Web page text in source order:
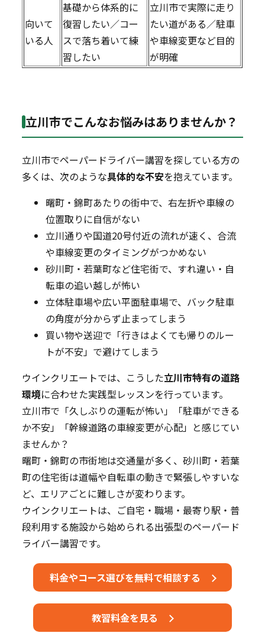
向いて
いる人
基礎から体系的に
復習したい／コー
スで落ち着いて練
習したい
立川市で実際に走り
たい道がある／駐車
や車線変更など目的
が明確
立川市でこんなお悩みはありませんか？
立川市でペーパードライバー講習を探している方の
多くは、次のような具体的な不安を抱えています。
曙町・錦町あたりの街中で、右左折や車線の
位置取りに自信がない
立川通りや国道20号付近の流れが速く、合流
や車線変更のタイミングがつかめない
砂川町・若葉町など住宅街で、すれ違い・自
転車の追い越しが怖い
立体駐車場や広い平面駐車場で、バック駐車
の角度が分からず止まってしまう
買い物や送迎で「行きはよくても帰りのルー
トが不安」で避けてしまう
ウインクリエートでは、こうした立川市特有の道路
環境に合わせた実践型レッスンを行っています。
立川市で「久しぶりの運転が怖い」「駐車ができる
か不安」「幹線道路の車線変更が心配」と感じてい
ませんか？
曙町・錦町の市街地は交通量が多く、砂川町・若葉
町の住宅街は道幅や自転車の動きで緊張しやすいな
ど、エリアごとに難しさが変わります。
ウインクリエートは、ご自宅・職場・最寄り駅・普
段利用する施設から始められる出張型のペーパード
ライバー講習です。
料金やコース選びを無料で相談する
教習料金を見る